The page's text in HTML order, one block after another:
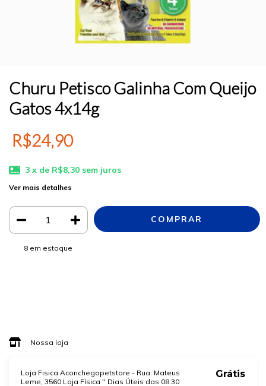
Churu Petisco Galinha Com Queijo
Gatos 4x14g
R$24,90
3 x de R$8,30 sem juros
Ver mais detalhes
8 em estoque
Nossa loja
Loja Fisica Aconchegopetstore - Rua: Mateus
Leme, 3560 Loja Física '' Dias Úteis das 08:30
Grátis